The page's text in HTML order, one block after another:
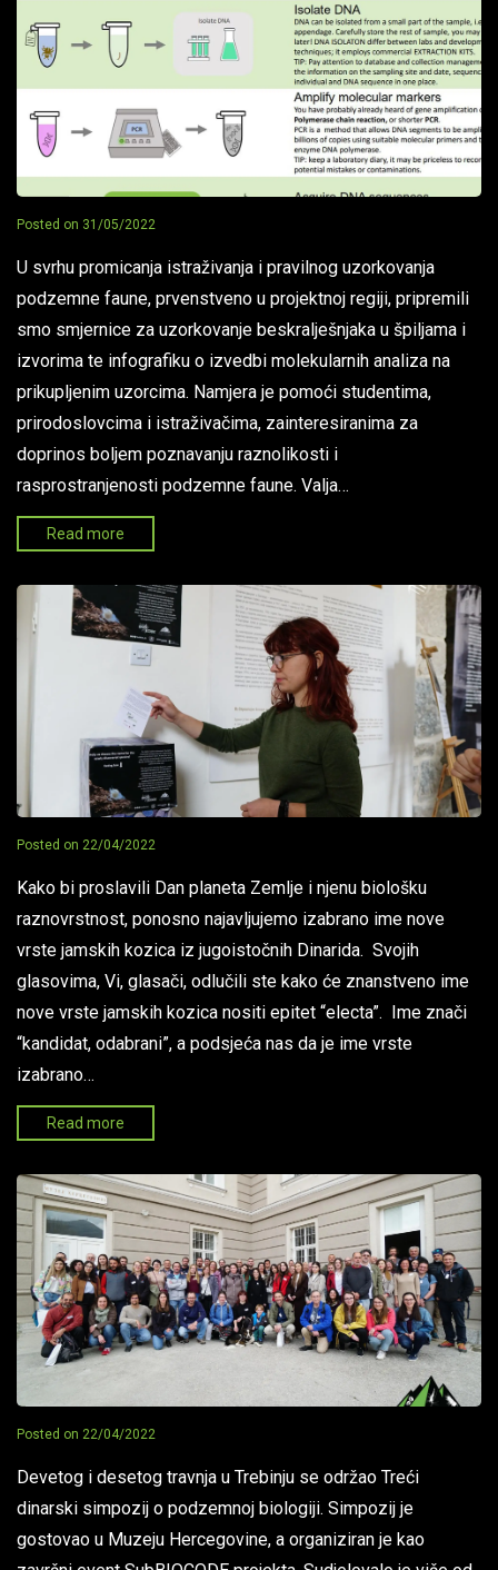
Posted on 31/05/2022
U svrhu promicanja istraživanja i pravilnog uzorkovanja
podzemne faune, prvenstveno u projektnoj regiji, pripremili
smo smjernice za uzorkovanje beskralješnjaka u špiljama i
izvorima te infografiku o izvedbi molekularnih analiza na
prikupljenim uzorcima. Namjera je pomoći studentima,
prirodoslovcima i istraživačima, zainteresiranima za
doprinos boljem poznavanju raznolikosti i
rasprostranjenosti podzemne faune. Valja…
Read more
Posted on 22/04/2022
Kako bi proslavili Dan planeta Zemlje i njenu biološku
raznovrstnost, ponosno najavljujemo izabrano ime nove
vrste jamskih kozica iz jugoistočnih Dinarida. Svojih
glasovima, Vi, glasači, odlučili ste kako će znanstveno ime
nove vrste jamskih kozica nositi epitet “electa”. Ime znači
“kandidat, odabrani”, a podsjeća nas da je ime vrste
izabrano…
Read more
Posted on 22/04/2022
Devetog i desetog travnja u Trebinju se održao Treći
dinarski simpozij o podzemnoj biologiji. Simpozij je
gostovao u Muzeju Hercegovine, a organiziran je kao